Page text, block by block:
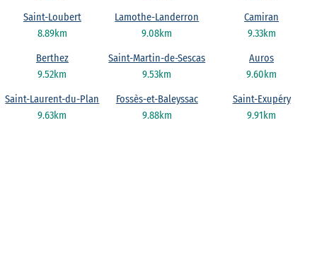
8.89km
Saint-Loubert
9.08km
Lamothe-Landerron
9.33km
Camiran
9.52km
Berthez
9.53km
Saint-Martin-de-Sescas
9.60km
Auros
9.63km
Saint-Laurent-du-Plan
9.88km
Fossès-et-Baleyssac
9.91km
Saint-Exupéry